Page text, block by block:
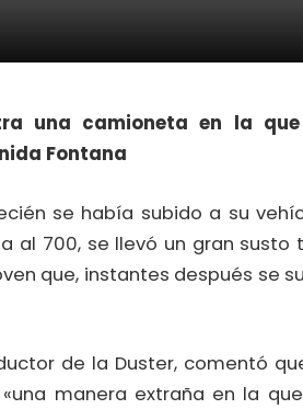
una camioneta en la
Fontana
se había subido a su
al 700, se llevó un gran susto
que, instantes después se
de la Duster, comentó
manera extraña en la